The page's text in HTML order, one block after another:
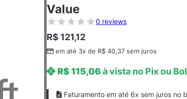
Value
0 reviews
R$ 121,12
em até 3x de R$ 40,37 sem juros
R$115,06à vista no Pix ou
Faturamento em até 6x sem juros no